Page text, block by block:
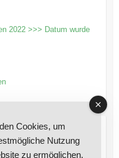
2022 >>> Datum wurde
Cookies, um
Nutzung
zu ermöglichen.